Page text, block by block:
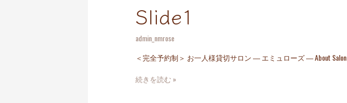
Slide1
admin_nmrose
＜完全予約制＞ お一人様貸切サロン ― エミュローズ ― About Salon
続きを読む »